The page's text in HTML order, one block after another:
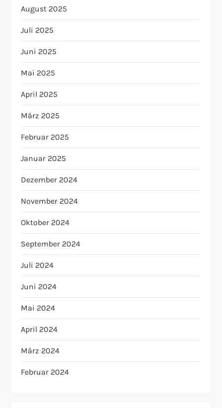
August 2025
Juli 2025
Juni 2025
Mai 2025
April 2025
März 2025
Februar 2025
Januar 2025
Dezember 2024
November 2024
Oktober 2024
September 2024
Juli 2024
Juni 2024
Mai 2024
April 2024
März 2024
Februar 2024